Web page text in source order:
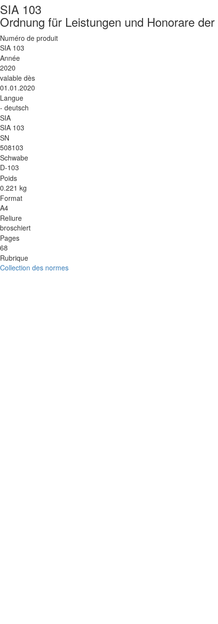
SIA 103
Ordnung für Leistungen und Honorare
Numéro de produit
SIA 103
Année
2020
valable dès
01.01.2020
Langue
- deutsch
SIA
SIA 103
SN
508103
Schwabe
D-103
Poids
0.221 kg
Format
A4
Reliure
broschiert
Pages
68
Rubrique
Collection des normes